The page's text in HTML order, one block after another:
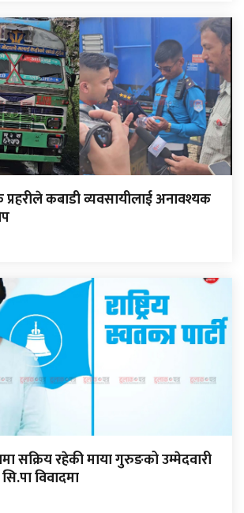
प्रहरीले कबाडी व्यवसायीलाई अनावश्यक
सक्रिय रहेकी माया गुरुङको उम्मेदवारी
विवादमा